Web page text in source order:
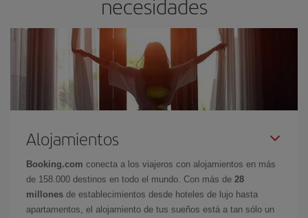
necesidades
Alojamientos
Booking.com conecta a los viajeros con alojamientos en más
de 158.000 destinos en todo el mundo. Con más de 28
millones de establecimientos desde hoteles de lujo hasta
apartamentos, el alojamiento de tus sueños está a tan sólo un